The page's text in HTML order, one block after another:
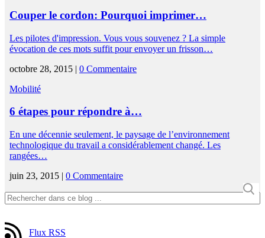
Couper le cordon: Pourquoi imprimer…
Les pilotes d'impression. Vous vous souvenez ? La simple
évocation de ces mots suffit pour envoyer un frisson…
octobre 28, 2015 | 0 Commentaire
Mobilité
6 étapes pour répondre à…
En une décennie seulement, le paysage de l’environnement
technologique du travail a considérablement changé. Les
rangées…
juin 23, 2015 | 0 Commentaire
Flux RSS